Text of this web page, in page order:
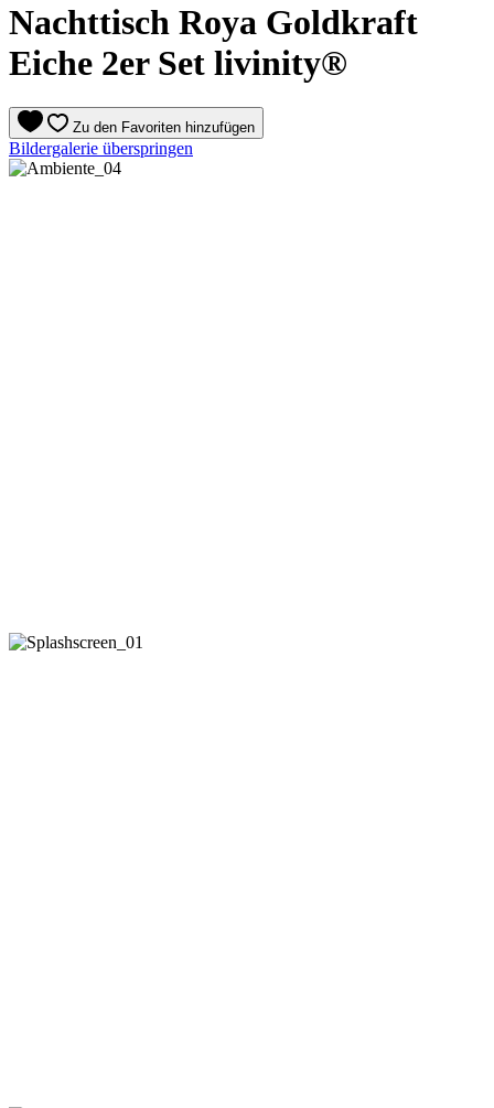
Nachttisch Roya Goldkraft
Eiche 2er Set livinity®
Zu den Favoriten hinzufügen
Bildergalerie überspringen